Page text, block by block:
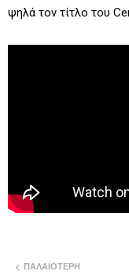
ψηλά τον τίτλο του
ΠΑΛΑΙΌΤΕΡΗ